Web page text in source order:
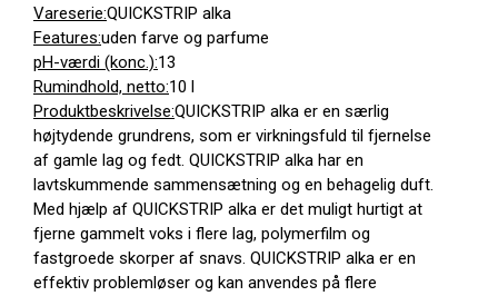
Vareserie:QUICKSTRIP alka
Features:uden farve og parfume
pH-værdi (konc.):13
Rumindhold, netto:10 l
Produktbeskrivelse:QUICKSTRIP alka er en særlig
højtydende grundrens, som er virkningsfuld til fjernelse
af gamle lag og fedt. QUICKSTRIP alka har en
lavtskummende sammensætning og en behagelig duft.
Med hjælp af QUICKSTRIP alka er det muligt hurtigt at
fjerne gammelt voks i flere lag, polymerfilm og
fastgroede skorper af snavs. QUICKSTRIP alka er en
effektiv problemløser og kan anvendes på flere